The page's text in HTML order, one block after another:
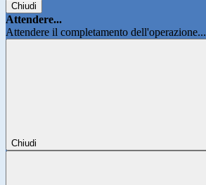
Chiudi
Attendere...
Attendere il completamento dell'operazione...
Chiudi